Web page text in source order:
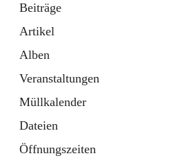
Beiträge
Artikel
Alben
Veranstaltungen
Müllkalender
Dateien
Öffnungszeiten
18 Schnellzugriffe
Gemeindeservice